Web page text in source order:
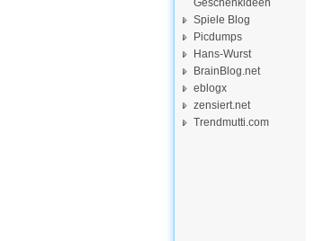
Geschenkideen
Spiele Blog
Picdumps
Hans-Wurst
BrainBlog.net
eblogx
zensiert.net
Trendmutti.com